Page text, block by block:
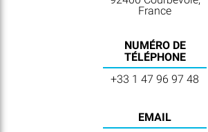
France
NUMÉRO DE
TÉLÉPHONE
+33 1 47 96 97 48
EMAIL